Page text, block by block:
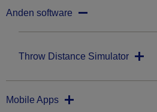
Anden software
Throw Distance Simulator
Mobile Apps